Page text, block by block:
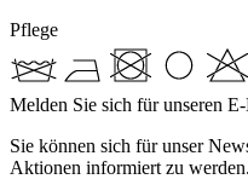
Pflege
Melden Sie sich für unseren
Sie können sich für unser
Aktionen informiert zu werden.